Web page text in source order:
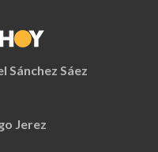
Sánchez Sáez
Jerez